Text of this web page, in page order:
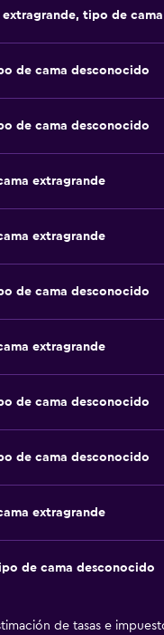
tipo de
de cama desconocido
de cama desconocido
extragrande
extragrande
de cama desconocido
extragrande
de cama desconocido
de cama desconocido
extragrande
de cama desconocido
de tasas e